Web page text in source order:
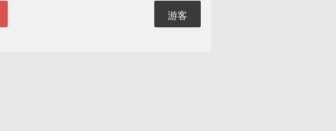
游客